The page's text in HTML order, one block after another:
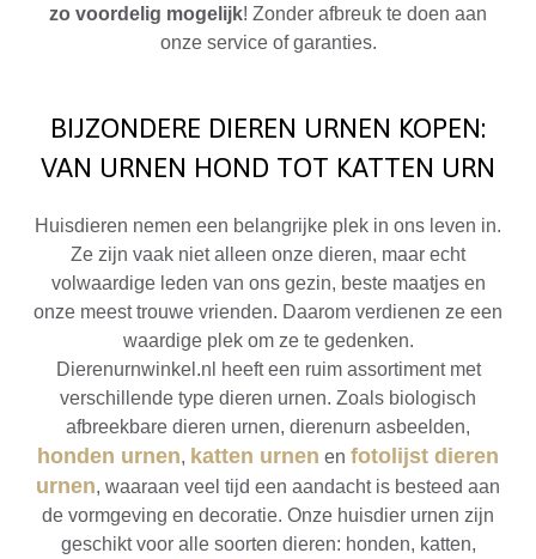
zo voordelig mogelijk! Zonder afbreuk te doen aan
onze service of garanties.
BIJZONDERE DIEREN URNEN KOPEN:
VAN URNEN HOND TOT KATTEN URN
Huisdieren nemen een belangrijke plek in ons leven in.
Ze zijn vaak niet alleen onze dieren, maar echt
volwaardige leden van ons gezin, beste maatjes en
onze meest trouwe vrienden. Daarom verdienen ze een
waardige plek om ze te gedenken.
Dierenurnwinkel.nl heeft een ruim assortiment met
verschillende type dieren urnen. Zoals biologisch
afbreekbare dieren urnen, dierenurn asbeelden,
honden urnen, katten urnen en fotolijst dieren
urnen, waaraan veel tijd een aandacht is besteed aan
de vormgeving en decoratie. Onze huisdier urnen zijn
geschikt voor alle soorten dieren: honden, katten,